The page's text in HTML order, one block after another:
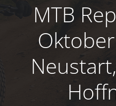
MTB